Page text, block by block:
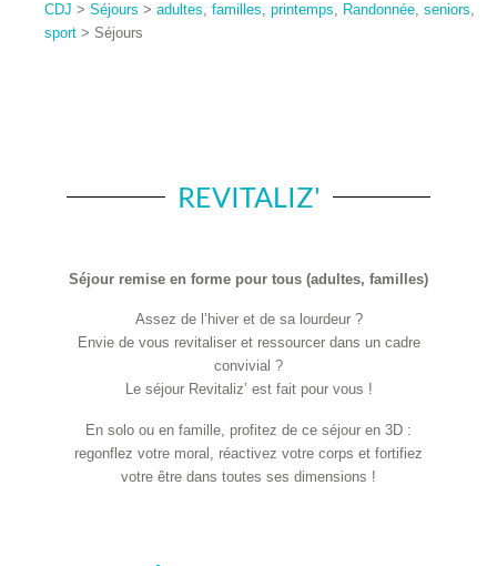
CDJ > Séjours > adultes, familles, printemps, Randonnée, seniors,
sport > Séjours
REVITALIZ'
Séjour remise en forme pour tous (adultes, familles)
Assez de l’hiver et de sa lourdeur ?
Envie de vous revitaliser et ressourcer dans un cadre
convivial ?
Le séjour Revitaliz’ est fait pour vous !
En solo ou en famille, profitez de ce séjour en 3D :
regonflez votre moral, réactivez votre corps et fortifiez
votre être dans toutes ses dimensions !